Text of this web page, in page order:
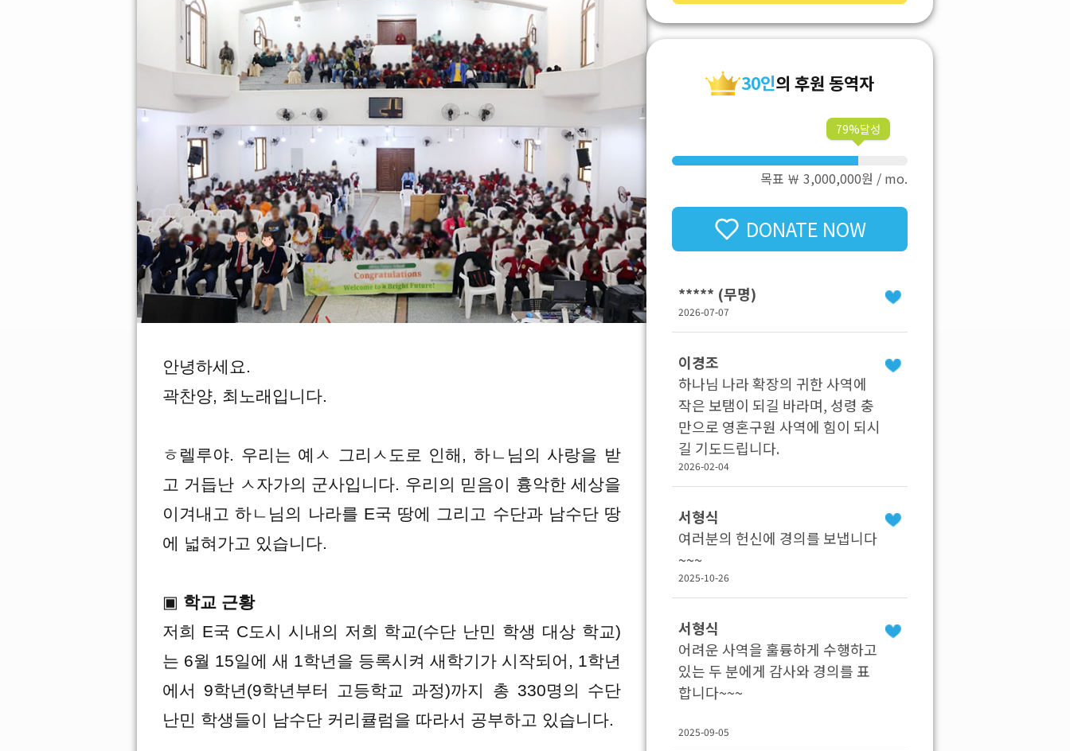
안녕하세요.
곽찬양, 최노래입니다.
ㅎ렐루야. 우리는 예ㅅ 그리ㅅ도로 인해, 하ㄴ님의 사랑을 받
고 거듭난 ㅅ자가의 군사입니다. 우리의 믿음이 흉악한 세상을
이겨내고 하ㄴ님의 나라를 E국 땅에 그리고 수단과 남수단 땅
에 넓혀가고 있습니다.
▣ 학교 근황
저희 E국 C도시 시내의 저희 학교(수단 난민 학생 대상 학교)
는 6월 15일에 새 1학년을 등록시켜 새학기가 시작되어, 1학년
에서 9학년(9학년부터 고등학교 과정)까지 총 330명의 수단
난민 학생들이 남수단 커리큘럼을 따라서 공부하고 있습니다.
30인의 후원 동역자
79%달성
목표 ￦ 3,000,000원 / mo.
DONATE NOW
***** (무명)
2026-07-07
이경조
하나님 나라 확장의 귀한 사역에
작은 보탬이 되길 바라며, 성령 충
만으로 영혼구원 사역에 힘이 되시
길 기도드립니다.
2026-02-04
서형식
여러분의 헌신에 경의를 보냅니다
~~~
2025-10-26
서형식
어려운 사역을 훌륭하게 수행하고
있는 두 분에게 감사와 경의를 표
합니다~~~
2025-09-05